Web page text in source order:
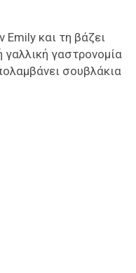
Emily και τη βάζει
γαλλική γαστρονομία
σουβλάκια